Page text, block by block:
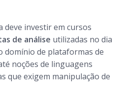
deve investir em cursos
de análise utilizadas no dia
domínio de plataformas de
noções de linguagens
que exigem manipulação de